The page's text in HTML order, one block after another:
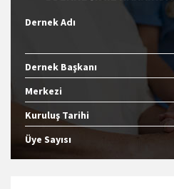
Dernek Adı
Dernek Başkanı
Merkezi
Kuruluş Tarihi
Üye Sayısı